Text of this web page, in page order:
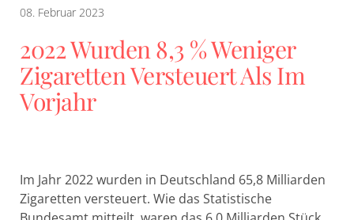
08. Februar 2023
2022 Wurden 8,3 % Weniger
Zigaretten Versteuert Als Im
Vorjahr
Im Jahr 2022 wurden in Deutschland 65,8 Milliarden
Zigaretten versteuert. Wie das Statistische